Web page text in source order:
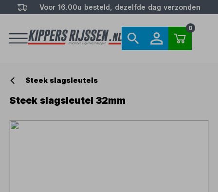
Voor 16.00u besteld, dezelfde dag verzonden
0
Steek slagsleutels
Steek slagsleutel 32mm